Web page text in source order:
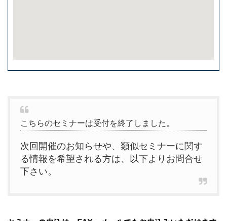
こちらのセミナーは受付を終了しました。
次回開催のお知らせや、類似セミナーに関す
る情報を希望される方は、以下よりお問合せ
下さい。